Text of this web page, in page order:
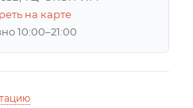
на карте
10:00–21:00